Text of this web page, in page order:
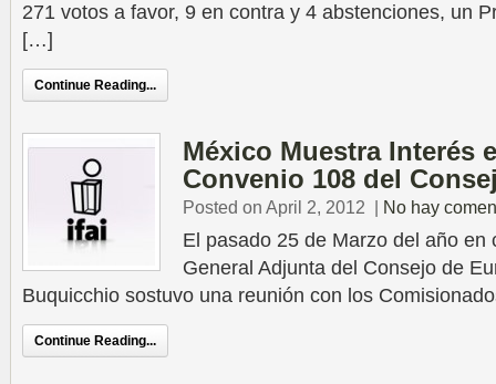
271 votos a favor, 9 en contra y 4 abstenciones, un
[…]
Continue Reading...
México Muestra Interés
Convenio 108 del
Posted on April 2, 2012 | No hay
El pasado 25 de Marzo del año en
General Adjunta del Consejo de
Buquicchio sostuvo una reunión con los
Continue Reading...